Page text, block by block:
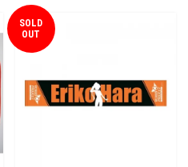
SOLD
OUT